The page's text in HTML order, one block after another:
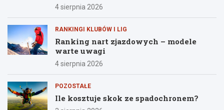
4 sierpnia 2026
RANKINGI KLUBÓW I LIG
Ranking nart zjazdowych – modele
warte uwagi
4 sierpnia 2026
POZOSTAŁE
Ile kosztuje skok ze spadochronem?